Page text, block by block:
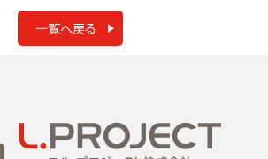
一覧へ戻る